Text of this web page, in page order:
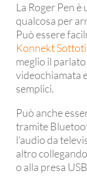
La Roger Pen
qualcosa per
Può essere
Konnekt
meglio il
videochiamata
semplici.
Può anche
tramite
l'audio da
altro
o alla presa